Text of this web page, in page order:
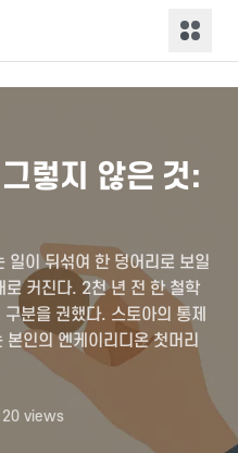
렇지 않은 것:
일이 뒤섞여 한 덩어리로 보일
로 커진다. 2천 년 전 한 철학
분을 권했다. 스토아의 통제
인의 엔케이리디온 첫머리
views